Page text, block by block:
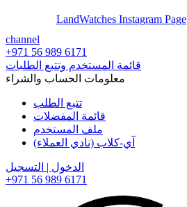
LandWatches Instagram Page
channel
+971 56 989 6171
قائمة المستخدم وتتبع الطلبات
معلومات الحساب والشراء
تتبع الطلب
قائمة المفضلات
ملف المستخدم
آي-كلاب (نادي العملاء)
الدخول | التسجيل
+971 56 989 6171